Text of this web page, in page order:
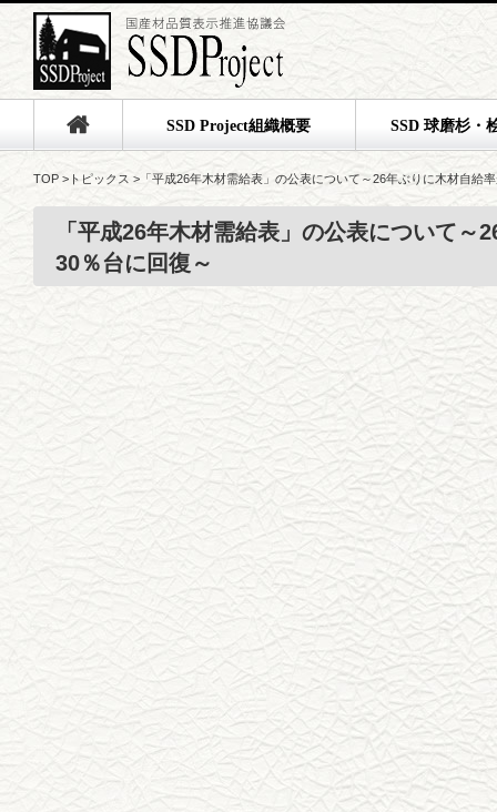
SSD Project組織概要 SSD 球磨杉・
TOP > トピックス > 「平成26年木材需給表」の公表について～26年ぶりに木材自給
「平成26年木材需給表」の公表について～
30％台に回復～